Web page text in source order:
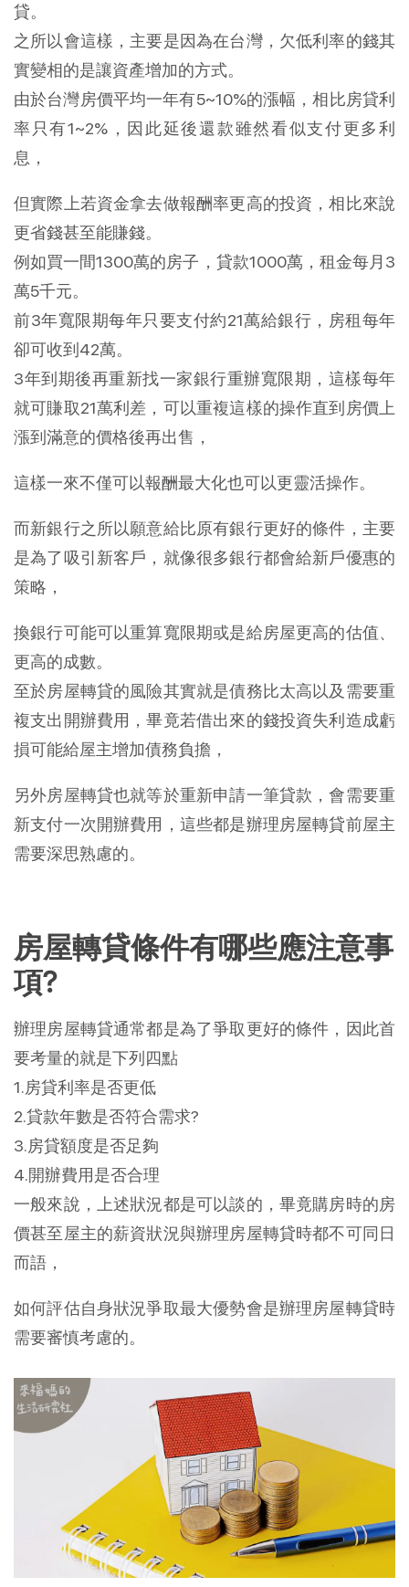
貸。
之所以會這樣，主要是因為在台灣，欠低利率的錢其
實變相的是讓資產增加的方式。
由於台灣房價平均一年有5~10%的漲幅，相比房貸利
率只有1~2%，因此延後還款雖然看似支付更多利
息，
但實際上若資金拿去做報酬率更高的投資，相比來說
更省錢甚至能賺錢。
例如買一間1300萬的房子，貸款1000萬，租金每月3
萬5千元。
前3年寬限期每年只要支付約21萬給銀行，房租每年
卻可收到42萬。
3年到期後再重新找一家銀行重辦寬限期，這樣每年
就可賺取21萬利差，可以重複這樣的操作直到房價上
漲到滿意的價格後再出售，
這樣一來不僅可以報酬最大化也可以更靈活操作。
而新銀行之所以願意給比原有銀行更好的條件，主要
是為了吸引新客戶，就像很多銀行都會給新戶優惠的
策略，
換銀行可能可以重算寬限期或是給房屋更高的估值、
更高的成數。
至於房屋轉貸的風險其實就是債務比太高以及需要重
複支出開辦費用，畢竟若借出來的錢投資失利造成虧
損可能給屋主增加債務負擔，
另外房屋轉貸也就等於重新申請一筆貸款，會需要重
新支付一次開辦費用，這些都是辦理房屋轉貸前屋主
需要深思熟慮的。
房屋轉貸條件有哪些應注意事
項?
辦理房屋轉貸通常都是為了爭取更好的條件，因此首
要考量的就是下列四點
1.房貸利率是否更低
2.貸款年數是否符合需求?
3.房貸額度是否足夠
4.開辦費用是否合理
一般來說，上述狀況都是可以談的，畢竟購房時的房
價甚至屋主的薪資狀況與辦理房屋轉貸時都不可同日
而語，
如何評估自身狀況爭取最大優勢會是辦理房屋轉貸時
需要審慎考慮的。